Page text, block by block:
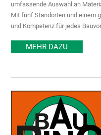
umfassende Auswahl an
Mit fünf Standorten und einem
und Kompetenz für jedes
MEHR DAZU